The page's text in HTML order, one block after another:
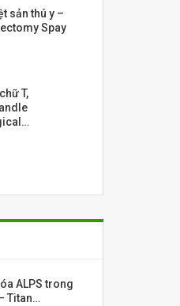
sản thú y –
Spay
T,
ALPS trong
Titan…